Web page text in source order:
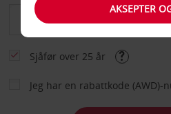
Sjåfør over 25 år
Jeg har en rabattkode (AWD)-
AKSEPTER